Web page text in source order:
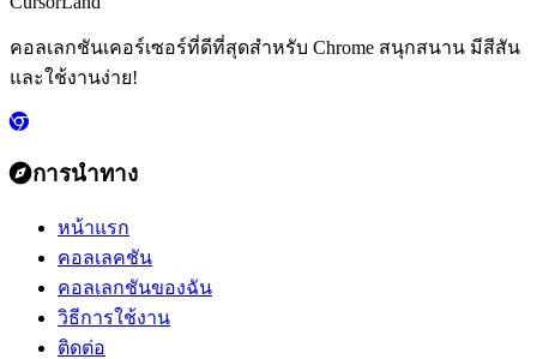
คอลเลกชันเคอร์เซอร์ที่ดีที่สุดสำหรับ Chrome สนุกสนาน มีสีสัน
และใช้งานง่าย!
การนำทาง
หน้าแรก
คอลเลคชัน
คอลเลกชันของฉัน
วิธีการใช้งาน
ติดต่อ